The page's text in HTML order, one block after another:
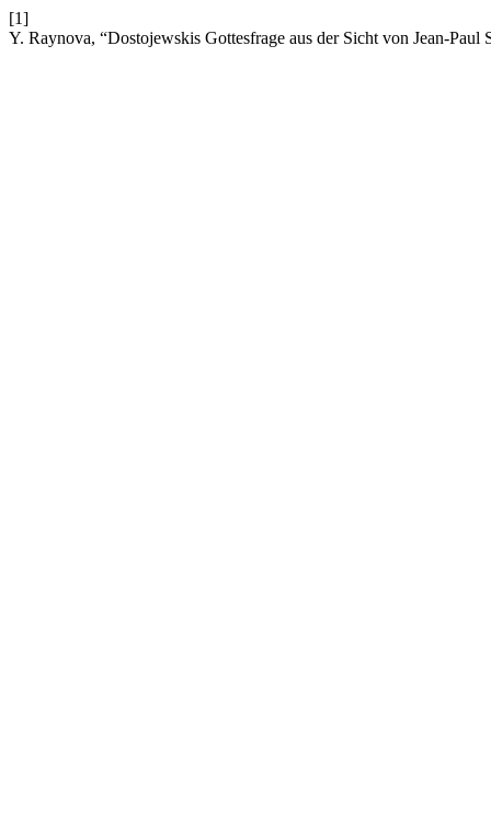
[1]
Y. Raynova, “Dostojewskis Gottesfrage aus der Sicht von Jean-